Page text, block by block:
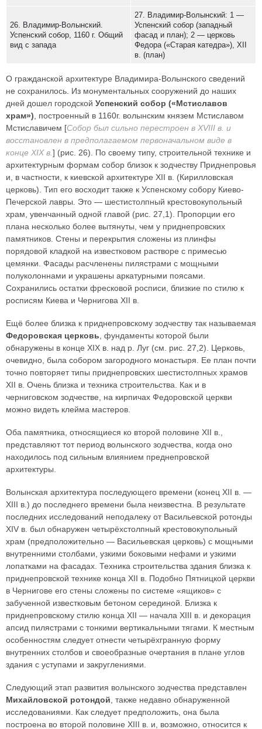
26. Владимир-Волынский.
Успенский собор, 1160 г. Общий
вид с запада
27. Владимир-Волынский: 1 —
Успенский собор (западный
фасад и план); 2 — церковь
Федора («Старая катедра»), XII
в. (план)
О гражданской архитектуре Владимира-Волынского сведений
не сохранилось. Из монументальных сооружений до наших
дней дошел городской Успенский собор («Мстиславов
храм») , построенный в 1160г. волынским князем Мстиславом
Мстиславичем [Собор был сильно перестроен в XVIII в. и
восстановлен в предполагаемом первоначальном виде в
конце XIX в. ] (рис. 26). По своему типу, строительной технике и
архитектурным формам собор близок к зодчеству Приднепровья
и, в частности, к киевской архитектуре XII в. (Кирилловская
церковь). Тип его восходит также к Успенскому собору Киево-
Печерской лавры. Это — шестистолпный крестовокупольный
храм, увенчанный одной главой (рис. 27,1). Пропорции его
плана несколько более вытянуты, чем у приднепровских
памятников. Стены и перекрытия сложены из плинфы
порядовой кладкой на известковом растворе с примесью
цемянки. Фасады расчленены пилястрами с мощными
полуколоннами и украшены аркатурными поясами.
Сохранились остатки фресковой росписи, близкие по стилю к
росписям Киева и Чернигова XII в.
Ещё более близка к приднепровскому зодчеству так называемая
Федоровская церковь , фундаменты которой были
обнаружены в конце XIX в. над р. Луг (см. рис. 27,2). Церковь,
очевидно, была собором загородного монастыря. Ее план почти
точно повторяет типы приднепровских шестистолпных храмов
XII в. Очень близка и техника строительства. Как и в
черниговском зодчестве, на кирпичах Федоровской церкви
можно видеть клейма мастеров.
Оба памятника, относящиеся ко второй половине XII в.,
представляют тот период волынского зодчества, когда оно
находилось под сильным влиянием преднепровской
архитектуры.
Волынская архитектура последующего времени (конец XII в. —
XIII в.) до последнего времени была неизвестна. В результате
последних исследований неподалеку от Васильевской ротонды
XIV в. был обнаружен четырёхстолпный крестовокупольный
храм (предположительно — Васильевская церковь) с мощными
внутренними столбами, узкими боковыми нефами и узкими
лопатками на фасадах. Техника строительства здания близка к
приднепровской технике конца XII в. Подобно Пятницкой церкви
в Чернигове его стены сложены по системе «ящиков» с
забученной известковым бетоном серединой. Близка к
приднепровскому стилю конца XII — начала XIII в. и декорация
апсид пилястрами с тонкими вертикальными тягами. К местным
особенностям следует отнести четырёхгранную форму
внутренних столбов и своеобразные очертания в плане углов
здания с уступами и закруглениями.
Следующий этап развития волынского зодчества представлен
Михайловской ротондой , также недавно обнаруженной
исследованиями. Как следует предположить, она была
построена во второй половине XIII в. и, возможно, относится к